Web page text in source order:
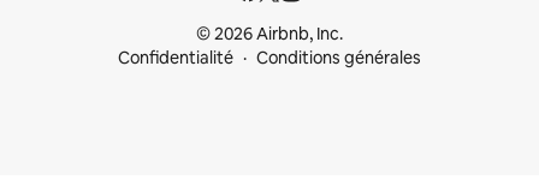
© 2026 Airbnb, Inc.
Confidentialité
Conditions générales